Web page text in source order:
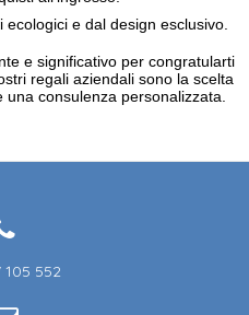
e dal design esclusivo.
e significativo per congratularti
regali aziendali sono la scelta
consulenza personalizzata.
105 552